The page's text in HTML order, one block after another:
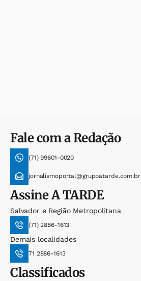
Fale com a Redação
(71) 99601-0020
jornalismoportal@grupoatarde.com.br
AssineA TARDE
Salvador e Região Metropolitana
(71) 2886-1613
Demais localidades
71 2886-1613
Classificados